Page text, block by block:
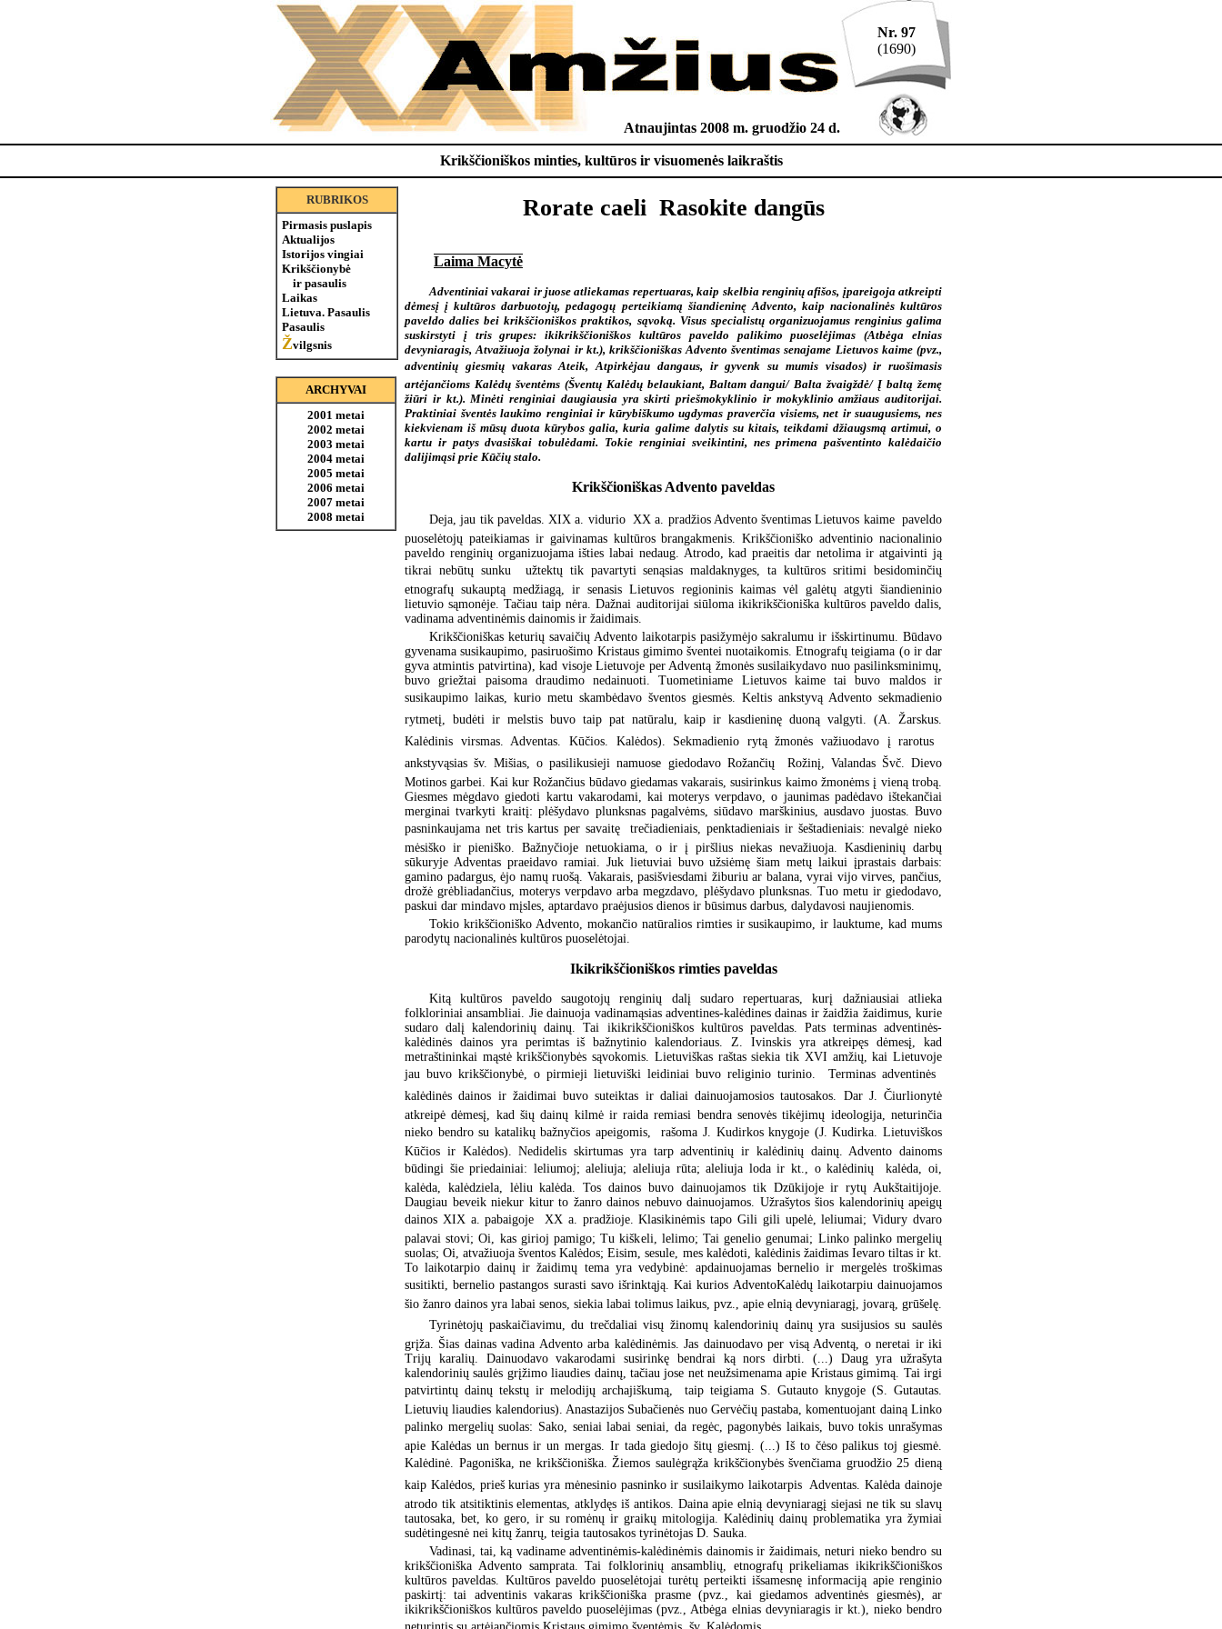
Atnaujintas 2008 m. gruodžio 24 d.
Nr. 97
(1690)
Krikščioniškos minties, kultūros ir visuomenės laikraštis
RUBRIKOS
Pirmasis puslapis
Aktualijos
Istorijos vingiai
Krikščionybė
ir pasaulis
Laikas
Lietuva. Pasaulis
Pasaulis
Žvilgsnis
ARCHYVAI
2001 metai
2002 metai
2003 metai
2004 metai
2005 metai
2006 metai
2007 metai
2008 metai
Rorate caeli  Rasokite dangūs
Laima Macytė
Adventiniai vakarai ir juose atliekamas repertuaras, kaip skelbia renginių afišos, įpareigoja atkreipti
dėmesį į kultūros darbuotojų, pedagogų perteikiamą šiandieninę Advento, kaip nacionalinės kultūros
paveldo dalies bei krikščioniškos praktikos, sąvoką. Visus specialistų organizuojamus renginius galima
suskirstyti į tris grupes: ikikrikščioniškos kultūros paveldo palikimo puoselėjimas (Atbėga elnias
devyniaragis, Atvažiuoja žolynai ir kt.), krikščioniškas Advento šventimas senajame Lietuvos kaime (pvz.,
adventinių giesmių vakaras Ateik, Atpirkėjau dangaus, ir gyvenk su mumis visados) ir ruošimasis
artėjančioms Kalėdų šventėms (Šventų Kalėdų belaukiant, Baltam dangui/ Balta žvaigždė/ Į baltą žemę
žiūri ir kt.). Minėti renginiai daugiausia yra skirti priešmokyklinio ir mokyklinio amžiaus auditorijai.
Praktiniai šventės laukimo renginiai ir kūrybiškumo ugdymas praverčia visiems, net ir suaugusiems, nes
kiekvienam iš mūsų duota kūrybos galia, kuria galime dalytis su kitais, teikdami džiaugsmą artimui, o
kartu ir patys dvasiškai tobulėdami. Tokie renginiai sveikintini, nes primena pašventinto kalėdaičio
dalijimąsi prie Kūčių stalo.
Krikščioniškas Advento paveldas
Deja, jau tik paveldas. XIX a. vidurio  XX a. pradžios Advento šventimas Lietuvos kaime  paveldo
puoselėtojų pateikiamas ir gaivinamas kultūros brangakmenis. Krikščioniško adventinio nacionalinio
paveldo renginių organizuojama išties labai nedaug. Atrodo, kad praeitis dar netolima ir atgaivinti ją
tikrai nebūtų sunku  užtektų tik pavartyti senąsias maldaknyges, ta kultūros sritimi besidominčių
etnografų sukauptą medžiagą, ir senasis Lietuvos regioninis kaimas vėl galėtų atgyti šiandieninio
lietuvio sąmonėje. Tačiau taip nėra. Dažnai auditorijai siūloma ikikrikščioniška kultūros paveldo dalis,
vadinama adventinėmis dainomis ir žaidimais.
Krikščioniškas keturių savaičių Advento laikotarpis pasižymėjo sakralumu ir išskirtinumu. Būdavo
gyvenama susikaupimo, pasiruošimo Kristaus gimimo šventei nuotaikomis. Etnografų teigiama (o ir dar
gyva atmintis patvirtina), kad visoje Lietuvoje per Adventą žmonės susilaikydavo nuo pasilinksminimų,
buvo griežtai paisoma draudimo nedainuoti. Tuometiniame Lietuvos kaime tai buvo maldos ir
susikaupimo laikas, kurio metu skambėdavo šventos giesmės. Keltis ankstyvą Advento sekmadienio
rytmetį, budėti ir melstis buvo taip pat natūralu, kaip ir kasdieninę duoną valgyti. (A. Žarskus.
Kalėdinis virsmas. Adventas. Kūčios. Kalėdos). Sekmadienio rytą žmonės važiuodavo į rarotus 
ankstyvąsias šv. Mišias, o pasilikusieji namuose giedodavo Rožančių  Rožinį, Valandas Švč. Dievo
Motinos garbei. Kai kur Rožančius būdavo giedamas vakarais, susirinkus kaimo žmonėms į vieną trobą.
Giesmes mėgdavo giedoti kartu vakarodami, kai moterys verpdavo, o jaunimas padėdavo ištekančiai
merginai tvarkyti kraitį: plėšydavo plunksnas pagalvėms, siūdavo marškinius, ausdavo juostas. Buvo
pasninkaujama net tris kartus per savaitę  trečiadieniais, penktadieniais ir šeštadieniais: nevalgė nieko
mėsiško ir pieniško. Bažnyčioje netuokiama, o ir į piršlius niekas nevažiuoja. Kasdieninių darbų
sūkuryje Adventas praeidavo ramiai. Juk lietuviai buvo užsiėmę šiam metų laikui įprastais darbais:
gamino padargus, ėjo namų ruošą. Vakarais, pasišviesdami žiburiu ar balana, vyrai vijo virves, pančius,
drožė grėbliadančius, moterys verpdavo arba megzdavo, plėšydavo plunksnas. Tuo metu ir giedodavo,
paskui dar mindavo mįsles, aptardavo praėjusios dienos ir būsimus darbus, dalydavosi naujienomis.
Tokio krikščioniško Advento, mokančio natūralios rimties ir susikaupimo, ir lauktume, kad mums
parodytų nacionalinės kultūros puoselėtojai.
Ikikrikščioniškos rimties paveldas
Kitą kultūros paveldo saugotojų renginių dalį sudaro repertuaras, kurį dažniausiai atlieka
folkloriniai ansambliai. Jie dainuoja vadinamąsias adventines-kalėdines dainas ir žaidžia žaidimus, kurie
sudaro dalį kalendorinių dainų. Tai ikikrikščioniškos kultūros paveldas. Pats terminas adventinės-
kalėdinės dainos yra perimtas iš bažnytinio kalendoriaus. Z. Ivinskis yra atkreipęs dėmesį, kad
metraštininkai mąstė krikščionybės sąvokomis. Lietuviškas raštas siekia tik XVI amžių, kai Lietuvoje
jau buvo krikščionybė, o pirmieji lietuviški leidiniai buvo religinio turinio. Terminas adventinės 
kalėdinės dainos ir žaidimai buvo suteiktas ir daliai dainuojamosios tautosakos. Dar J. Čiurlionytė
atkreipė dėmesį, kad šių dainų kilmė ir raida remiasi bendra senovės tikėjimų ideologija, neturinčia
nieko bendro su katalikų bažnyčios apeigomis,  rašoma J. Kudirkos knygoje (J. Kudirka. Lietuviškos
Kūčios ir Kalėdos). Nedidelis skirtumas yra tarp adventinių ir kalėdinių dainų. Advento dainoms
būdingi šie priedainiai: leliumoj; aleliuja; aleliuja rūta; aleliuja loda ir kt., o kalėdinių  kalėda, oi,
kalėda, kalėdziela, lėliu kalėda. Tos dainos buvo dainuojamos tik Dzūkijoje ir rytų Aukštaitijoje.
Daugiau beveik niekur kitur to žanro dainos nebuvo dainuojamos. Užrašytos šios kalendorinių apeigų
dainos XIX a. pabaigoje  XX a. pradžioje. Klasikinėmis tapo Gili gili upelė, leliumai; Vidury dvaro
palavai stovi; Oi, kas girioj pamigo; Tu kiškeli, lelimo; Tai genelio genumai; Linko palinko mergelių
suolas; Oi, atvažiuoja šventos Kalėdos; Eisim, sesule, mes kalėdoti, kalėdinis žaidimas Ievaro tiltas ir kt.
To laikotarpio dainų ir žaidimų tema yra vedybinė: apdainuojamas bernelio ir mergelės troškimas
susitikti, bernelio pastangos surasti savo išrinktąją. Kai kurios AdventoKalėdų laikotarpiu dainuojamos
šio žanro dainos yra labai senos, siekia labai tolimus laikus, pvz., apie elnią devyniaragį, jovarą, grūšelę.
Tyrinėtojų paskaičiavimu, du trečdaliai visų žinomų kalendorinių dainų yra susijusios su saulės
grįža. Šias dainas vadina Advento arba kalėdinėmis. Jas dainuodavo per visą Adventą, o neretai ir iki
Trijų karalių. Dainuodavo vakarodami susirinkę bendrai ką nors dirbti. (...) Daug yra užrašyta
kalendorinių saulės grįžimo liaudies dainų, tačiau jose net neužsimenama apie Kristaus gimimą. Tai irgi
patvirtintų dainų tekstų ir melodijų archajiškumą,  taip teigiama S. Gutauto knygoje (S. Gutautas.
Lietuvių liaudies kalendorius). Anastazijos Subačienės nuo Gervėčių pastaba, komentuojant dainą Linko
palinko mergelių suolas: Sako, seniai labai seniai, da regėc, pagonybės laikais, buvo tokis unrašymas
apie Kalėdas un bernus ir un mergas. Ir tada giedojo šitų giesmį. (...) Iš to čėso palikus toj giesmė.
Kalėdinė. Pagoniška, ne krikščioniška. Žiemos saulėgrąža krikščionybės švenčiama gruodžio 25 dieną
kaip Kalėdos, prieš kurias yra mėnesinio pasninko ir susilaikymo laikotarpis  Adventas. Kalėda dainoje
atrodo tik atsitiktinis elementas, atklydęs iš antikos. Daina apie elnią devyniaragį siejasi ne tik su slavų
tautosaka, bet, ko gero, ir su romėnų ir graikų mitologija. Kalėdinių dainų problematika yra žymiai
sudėtingesnė nei kitų žanrų, teigia tautosakos tyrinėtojas D. Sauka.
Vadinasi, tai, ką vadiname adventinėmis-kalėdinėmis dainomis ir žaidimais, neturi nieko bendro su
krikščioniška Advento samprata. Tai folklorinių ansamblių, etnografų prikeliamas ikikrikščioniškos
kultūros paveldas. Kultūros paveldo puoselėtojai turėtų perteikti išsamesnę informaciją apie renginio
paskirtį: tai adventinis vakaras krikščioniška prasme (pvz., kai giedamos adventinės giesmės), ar
ikikrikščioniškos kultūros paveldo puoselėjimas (pvz., Atbėga elnias devyniaragis ir kt.), nieko bendro